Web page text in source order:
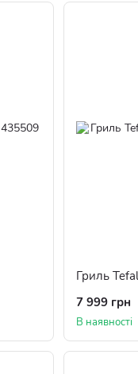
Гриль
7 999 грн
В наявності